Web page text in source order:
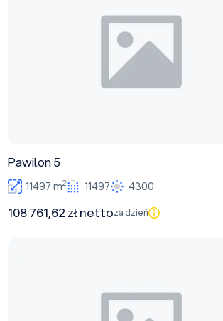
Pawilon 5
11497 m2 11497 4300
108 761,62 zł nettoza dzień